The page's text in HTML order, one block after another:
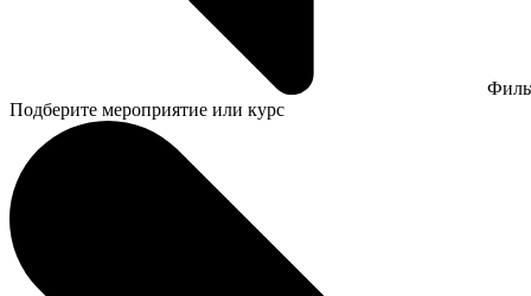
Подберите мероприятие или курс